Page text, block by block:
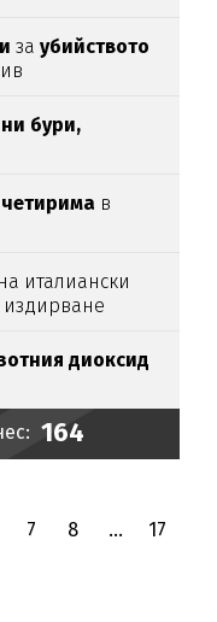
за убийството
бури,
в
на италиански
издирване
диоксид
164
7 8 ...
17